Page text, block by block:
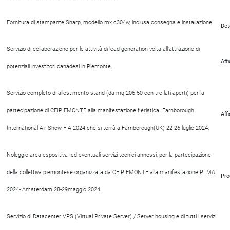
Fornitura di stampante Sharp, modello mx c304w, inclusa consegna e installazione.
Servizio di collaborazione per le attività di lead generation volta all'attrazione di
potenziali investitori canadesi in Piemonte.
Servizio completo di allestimento stand (da mq 206.50 con tre lati aperti) per la
partecipazione di CEIPIEMONTE alla manifestazione fieristica Farnborough
International Air Show-FIA 2024 che si terrà a Farnborough(UK) 22-26 luglio 2024.
Noleggio area espositiva ed eventuali servizi tecnici annessi, per la partecipazione
della collettiva piemontese organizzata da CEIPIEMONTE alla manifestazione PLMA
2024- Amsterdam 28-29maggio 2024.
Servizio di Datacenter VPS (Virtual Private Server) / Server housing e di tutti i servizi